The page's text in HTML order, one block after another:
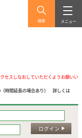
検索 メニュー
セスしなおしていただくようお願いい
時間延長の場合あり） 詳しくは
ログイン